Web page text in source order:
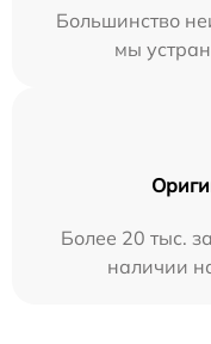
Большинство
мы
Более 20 тыс.
наличии